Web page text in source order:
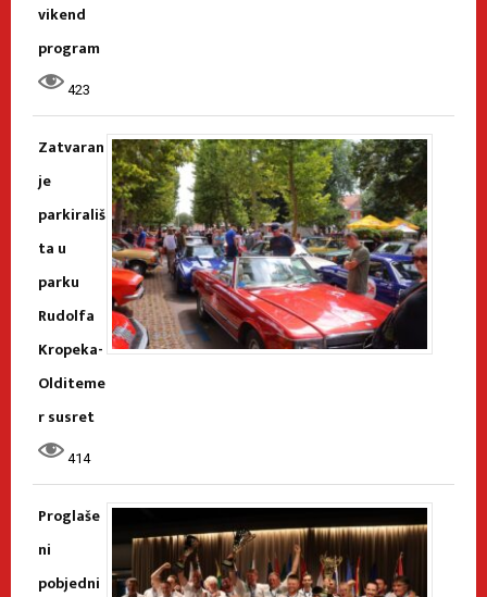
vikend
program
423
Zatvaran
je
parkirališ
ta u
parku
Rudolfa
Kropeka-
Olditeme
r susret
414
Proglaše
ni
pobjedni